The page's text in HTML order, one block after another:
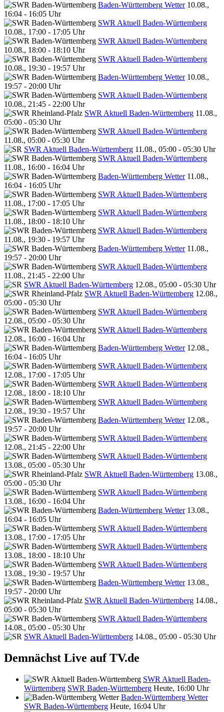
Baden-Württemberg Wetter 10.08.,
16:04 - 16:05 Uhr
SWR Aktuell Baden-Württemberg
10.08., 17:00 - 17:05 Uhr
SWR Aktuell Baden-Württemberg
10.08., 18:00 - 18:10 Uhr
SWR Aktuell Baden-Württemberg
10.08., 19:30 - 19:57 Uhr
Baden-Württemberg Wetter 10.08.,
19:57 - 20:00 Uhr
SWR Aktuell Baden-Württemberg
10.08., 21:45 - 22:00 Uhr
SWR Aktuell Baden-Württemberg 11.08.,
05:00 - 05:30 Uhr
SWR Aktuell Baden-Württemberg
11.08., 05:00 - 05:30 Uhr
SWR Aktuell Baden-Württemberg 11.08., 05:00 - 05:30 Uhr
SWR Aktuell Baden-Württemberg
11.08., 16:00 - 16:04 Uhr
Baden-Württemberg Wetter 11.08.,
16:04 - 16:05 Uhr
SWR Aktuell Baden-Württemberg
11.08., 17:00 - 17:05 Uhr
SWR Aktuell Baden-Württemberg
11.08., 18:00 - 18:10 Uhr
SWR Aktuell Baden-Württemberg
11.08., 19:30 - 19:57 Uhr
Baden-Württemberg Wetter 11.08.,
19:57 - 20:00 Uhr
SWR Aktuell Baden-Württemberg
11.08., 21:45 - 22:00 Uhr
SWR Aktuell Baden-Württemberg 12.08., 05:00 - 05:30 Uhr
SWR Aktuell Baden-Württemberg 12.08.,
05:00 - 05:30 Uhr
SWR Aktuell Baden-Württemberg
12.08., 05:00 - 05:30 Uhr
SWR Aktuell Baden-Württemberg
12.08., 16:00 - 16:04 Uhr
Baden-Württemberg Wetter 12.08.,
16:04 - 16:05 Uhr
SWR Aktuell Baden-Württemberg
12.08., 17:00 - 17:05 Uhr
SWR Aktuell Baden-Württemberg
12.08., 18:00 - 18:10 Uhr
SWR Aktuell Baden-Württemberg
12.08., 19:30 - 19:57 Uhr
Baden-Württemberg Wetter 12.08.,
19:57 - 20:00 Uhr
SWR Aktuell Baden-Württemberg
12.08., 21:45 - 22:00 Uhr
SWR Aktuell Baden-Württemberg
13.08., 05:00 - 05:30 Uhr
SWR Aktuell Baden-Württemberg 13.08.,
05:00 - 05:30 Uhr
SWR Aktuell Baden-Württemberg
13.08., 16:00 - 16:04 Uhr
Baden-Württemberg Wetter 13.08.,
16:04 - 16:05 Uhr
SWR Aktuell Baden-Württemberg
13.08., 17:00 - 17:05 Uhr
SWR Aktuell Baden-Württemberg
13.08., 18:00 - 18:10 Uhr
SWR Aktuell Baden-Württemberg
13.08., 19:30 - 19:57 Uhr
Baden-Württemberg Wetter 13.08.,
19:57 - 20:00 Uhr
SWR Aktuell Baden-Württemberg 14.08.,
05:00 - 05:30 Uhr
SWR Aktuell Baden-Württemberg
14.08., 05:00 - 05:30 Uhr
SWR Aktuell Baden-Württemberg 14.08., 05:00 - 05:30 Uhr
Demnächst Live auf TV.de
SWR Aktuell Baden-
Württemberg SWR Baden-Württemberg Heute, 16:00 Uhr
Baden-Württemberg Wetter
SWR Baden-Württemberg Heute, 16:04 Uhr